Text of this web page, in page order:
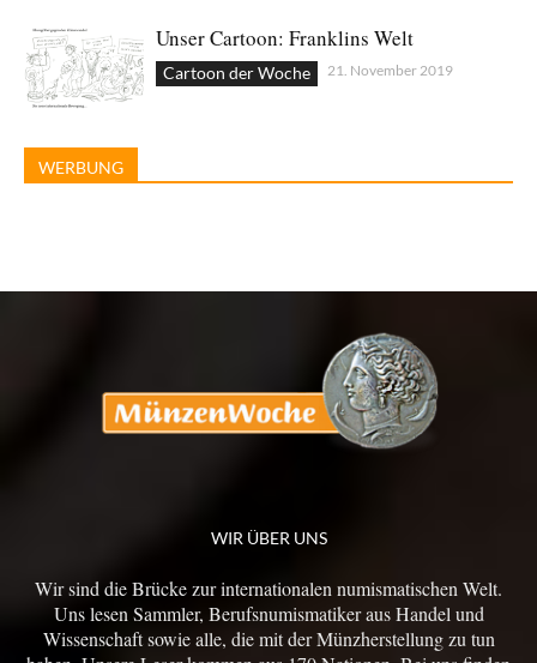
Unser Cartoon: Franklins Welt
Cartoon der Woche 21. November 2019
WERBUNG
WIR ÜBER UNS
Wir sind die Brücke zur internationalen numismatischen Welt.
Uns lesen Sammler, Berufsnumismatiker aus Handel und
Wissenschaft sowie alle, die mit der Münzherstellung zu tun